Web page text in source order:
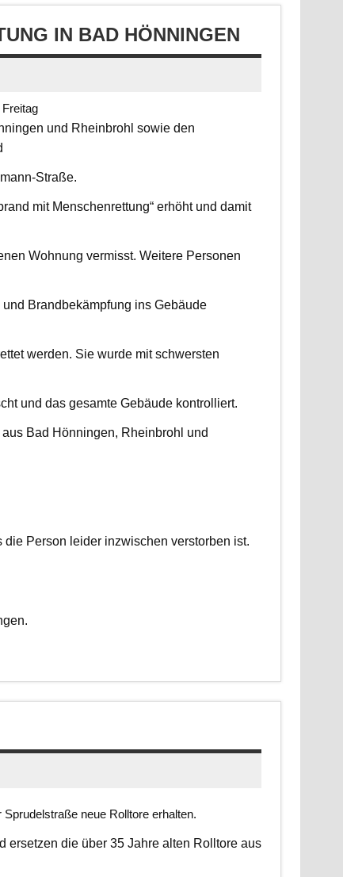
IN BAD HÖNNINGEN
und Rheinbrohl sowie den
Straße.
mit Menschenrettung“ erhöht und damit
Wohnung vermisst. Weitere Personen
Brandbekämpfung ins Gebäude
werden. Sie wurde mit schwersten
und das gesamte Gebäude kontrolliert.
Bad Hönningen, Rheinbrohl und
Person leider inzwischen verstorben ist.
neue Rolltore erhalten.
ersetzen die über 35 Jahre alten Rolltore aus